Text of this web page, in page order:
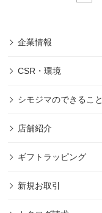
企業情報
CSR・環境
シモジマのできること
店舗紹介
ギフトラッピング
新規お取引